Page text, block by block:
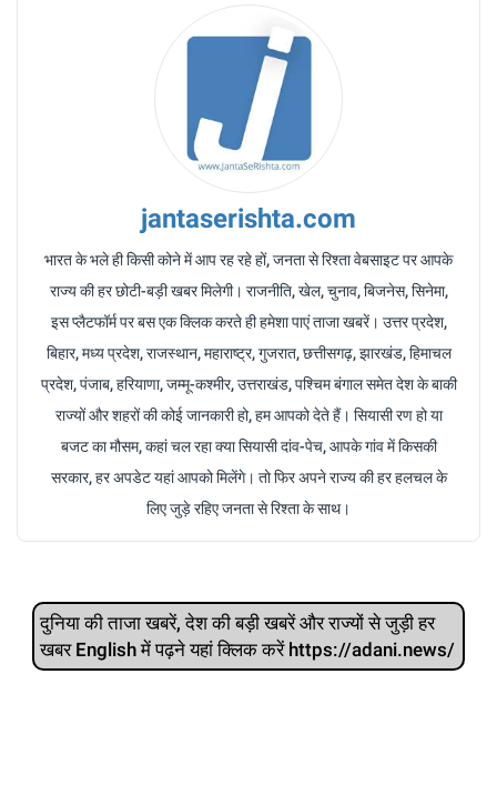
jantaserishta.com
भारत के भले ही किसी कोने में आप रह रहे हों, जनता से रिश्ता वेबसाइट पर आपके
राज्य की हर छोटी-बड़ी खबर मिलेगी। राजनीति, खेल, चुनाव, बिजनेस, सिनेमा,
इस प्लैटफॉर्म पर बस एक क्लिक करते ही हमेशा पाएं ताजा खबरें। उत्तर प्रदेश,
बिहार, मध्य प्रदेश, राजस्थान, महाराष्ट्र, गुजरात, छत्तीसगढ़, झारखंड, हिमाचल
प्रदेश, पंजाब, हरियाणा, जम्मू-कश्मीर, उत्तराखंड, पश्चिम बंगाल समेत देश के बाकी
राज्यों और शहरों की कोई जानकारी हो, हम आपको देते हैं। सियासी रण हो या
बजट का मौसम, कहां चल रहा क्या सियासी दांव-पेच, आपके गांव में किसकी
सरकार, हर अपडेट यहां आपको मिलेंगे। तो फिर अपने राज्य की हर हलचल के
लिए जुड़े रहिए जनता से रिश्ता के साथ।
दुनिया की ताजा खबरें, देश की बड़ी खबरें और राज्‍यों से जुड़ी हर
खबर English में पढ़ने यहां क्लिक करें https://adani.news/